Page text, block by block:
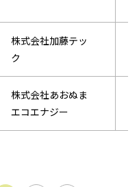
株式会社加藤テッ
ク
株式会社あおぬま
エコエナジー